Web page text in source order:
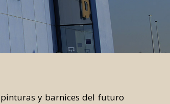
y barnices del futuro